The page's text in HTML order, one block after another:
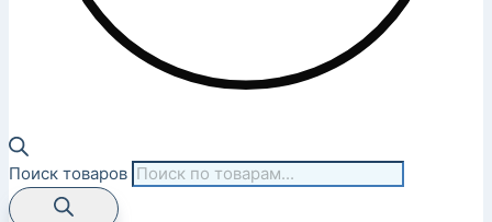
Поиск товаров